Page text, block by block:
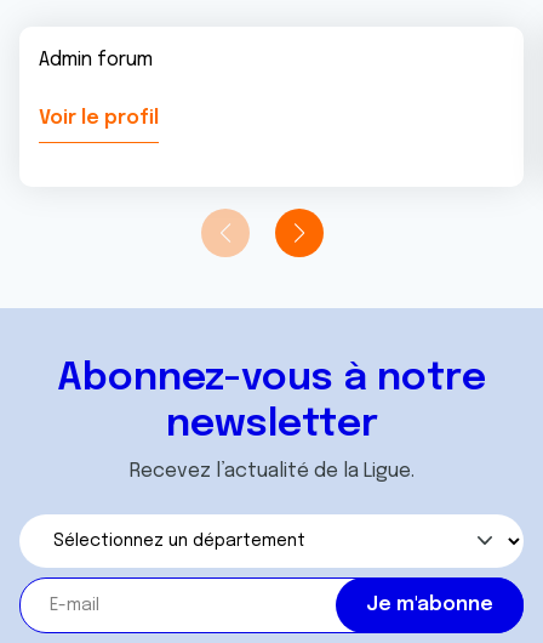
Admin forum
Voir le profil
Abonnez-vous à notre
newsletter
Recevez l’actualité de la Ligue.